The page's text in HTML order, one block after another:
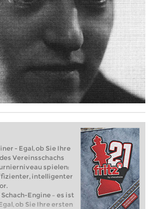
- Egal, ob Sie Ihre
Vereinsschachs
spielen:
intelligenter
Engine – es ist
ob Sie Ihre ersten